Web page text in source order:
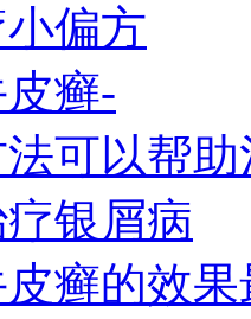
偏方
癣-
可以帮助
银屑病
癣的效果